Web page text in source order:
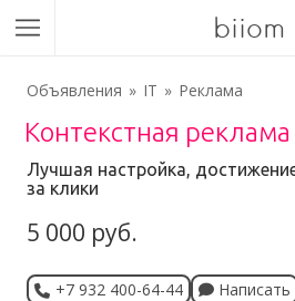
biiom
Объявления IT Реклама
Контекстная реклама
Лучшая настройка,
за клики
5 000 руб.
+7 932 400-64-44 Написать